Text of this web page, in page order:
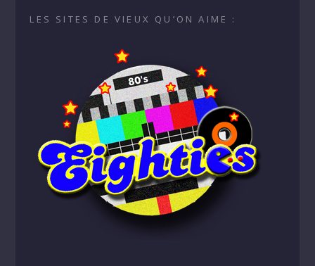
LES SITES DE VIEUX QU’ON AIME :